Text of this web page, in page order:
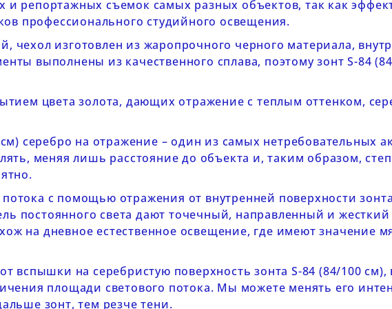
и репортажных съемок самых разных объектов, так как
профессионального студийного освещения.
чехол изготовлен из жаропрочного черного материала,
выполнены из качественного сплава, поэтому зонтS-84
цвета золота, дающих отражение с теплым оттенком,
серебро на отражение – один из самых нетребовательных
меняя лишь расстояние до объекта и, таким образом,
потока с помощью отражения от внутренней поверхности
постоянного света дают точечный, направленный и жесткий
на дневное естественное освещение, где имеют значение
вспышки на серебристую поверхность зонта S-84 (84/100 см),
площади светового потока. Мы можете менять его
зонт, тем резче тени.